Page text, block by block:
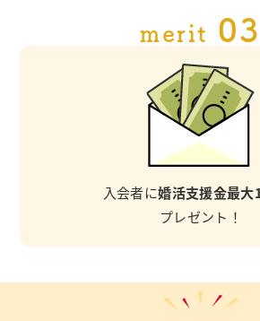
merit 03
入会者に婚活支援金最大
プレゼント！